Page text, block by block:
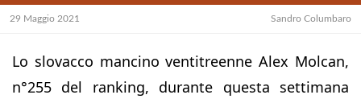
29 Maggio 2021 Sandro Columbaro
Lo slovacco mancino ventitreenne Alex Molcan,
n°255 del ranking, durante questa settimana